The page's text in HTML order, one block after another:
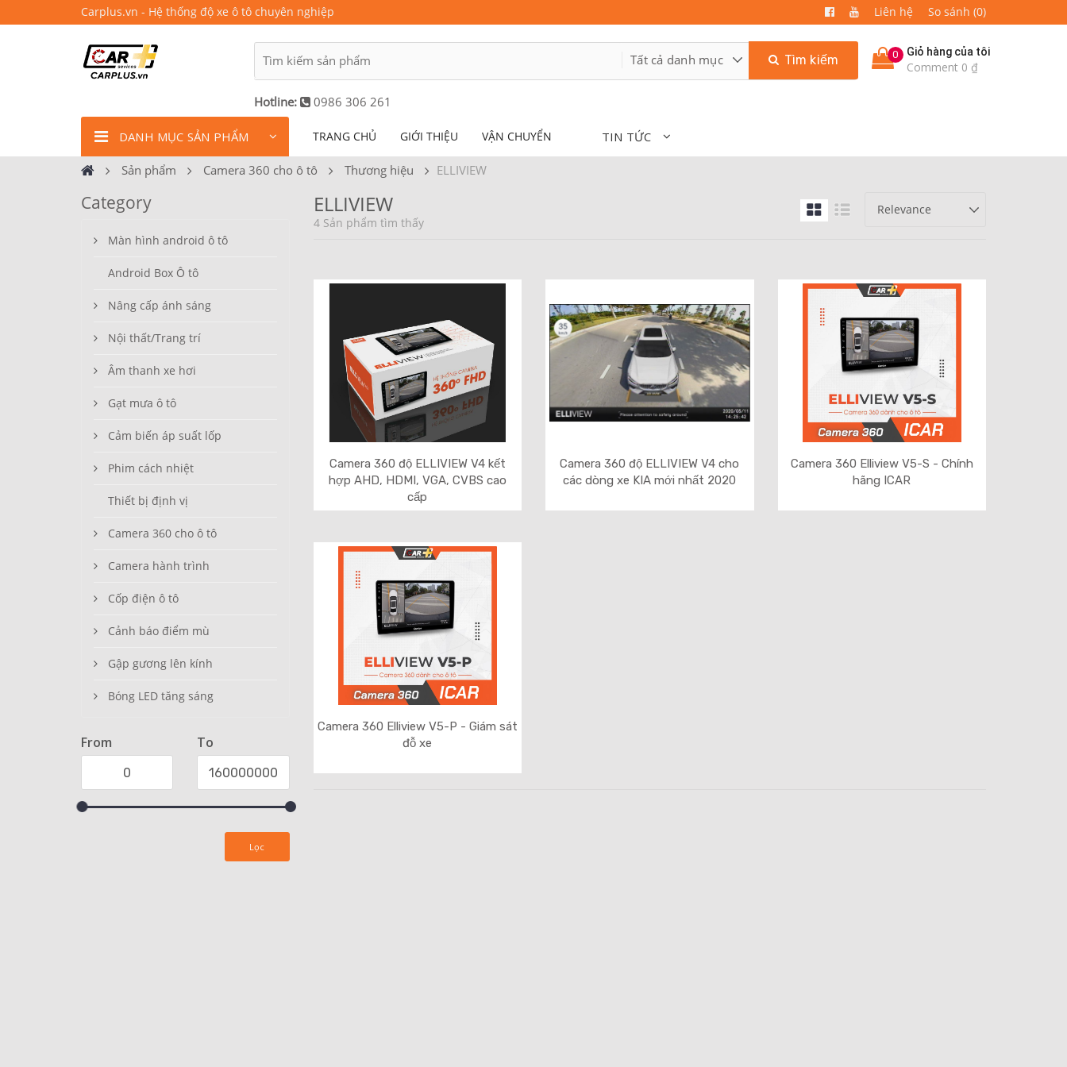
Carplus.vn - Hệ thống độ xe ô tô chuyên nghiệp Liên hệ So sánh (0)
0 Giỏ hàng của tôi
Comment 0 ₫
Tìm kiếm
Hotline: 0986 306 261
DANH MỤC SẢN PHẨM TRANG CHỦ GIỚI THIỆU VẬN CHUYỂN TIN TỨC
Sản phẩm Camera 360 cho ô tô Thương hiệu ELLIVIEW
Category
Màn hình android ô tô
Android Box Ô tô
Nâng cấp ánh sáng
Nội thất/Trang trí
Âm thanh xe hơi
Gạt mưa ô tô
Cảm biến áp suất lốp
Phim cách nhiệt
Thiết bị định vị
Camera 360 cho ô tô
Camera hành trình
Cốp điện ô tô
Cảnh báo điểm mù
Gập gương lên kính
Bóng LED tăng sáng
From To
Lọc
ELLIVIEW
4 Sản phẩm tìm thấy
Camera 360 độ ELLIVIEW V4 kết
hợp AHD, HDMI, VGA, CVBS cao
cấp
Camera 360 độ ELLIVIEW V4 cho
các dòng xe KIA mới nhất 2020
Camera 360 Elliview V5-S - Chính
hãng ICAR
Camera 360 Elliview V5-P - Giám sát
đỗ xe